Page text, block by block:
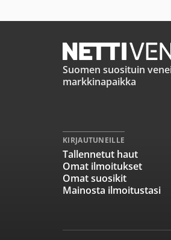
Suomen suosituin
markkinapaikka
KIRJAUTUNEILLE
Tallennetut haut
Omat ilmoitukset
Omat suosikit
Mainosta ilmoitustasi